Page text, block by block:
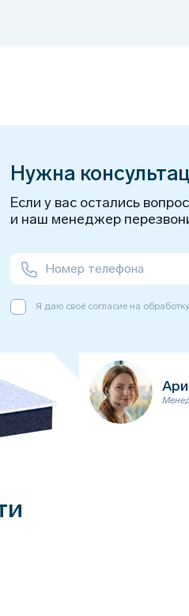
Нужна
Если у вас остались
и наш менеджер
Я даю своё согласие на